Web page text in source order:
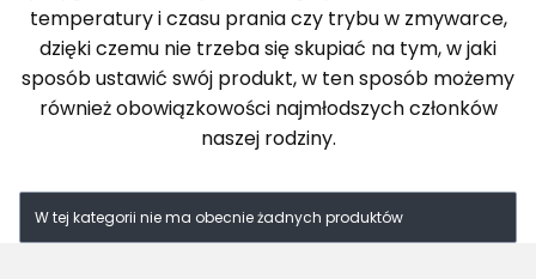
temperatury i czasu prania czy trybu w zmywarce,
dzięki czemu nie trzeba się skupiać na tym, w jaki
sposób ustawić swój produkt, w ten sposób możemy
również obowiązkowości najmłodszych członków
naszej rodziny.
Lista produktów
W tej kategorii nie ma obecnie żadnych produktów